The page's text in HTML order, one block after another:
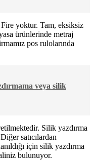
Fire yoktur. Tam, eksiksiz
ürünlerinde metraj
pos rulolarında
veya silik
Silik yazdırma
satıcılardan
için silik yazdırma
bulunuyor.